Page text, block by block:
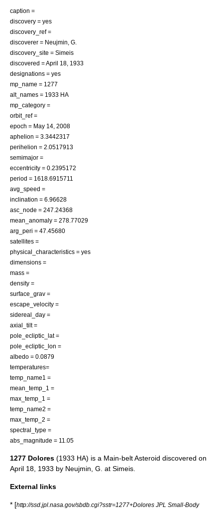
caption =
discovery = yes
discovery_ref =
discoverer = Neujmin, G.
discovery_site = Simeis
discovered =April 18 1933
designations = yes
mp_name = 1277
alt_names = 1933 HA
mp_category =
orbit_ref =
epoch = May 14 2008
aphelion = 3.3442317
perihelion = 2.0517913
semimajor =
eccentricity = 0.2395172
period = 1618.6915711
avg_speed =
inclination = 6.96628
asc_node = 247.24368
mean_anomaly = 278.77029
arg_peri = 47.45680
satellites =
physical_characteristics = yes
dimensions =
mass =
density =
surface_grav =
escape_velocity =
sidereal_day =
axial_tilt =
pole_ecliptic_lat =
pole_ecliptic_lon =
albedo = 0.0879
temperatures=
temp_name1 =
mean_temp_1 =
max_temp_1 =
temp_name2 =
max_temp_2 =
spectral_type =
abs_magnitude = 11.05
1277 Dolores (1933 HA) is a Main-belt Asteroid discovered on
April 18 1933 by Neujmin, G. at Simeis
External links
* [http://ssd.jpl.nasa.gov/sbdb.cgi?sstr=1277+Dolores JPL Small-Body